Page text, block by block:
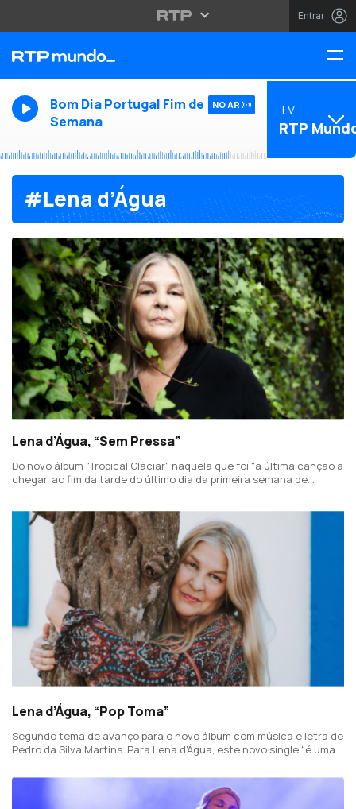
Entrar
Bom Dia Portugal Fim de
Semana
NO AR TV
RTP
#Lena d’Água
Lena d’Água, “Sem Pressa”
Do novo álbum "Tropical Glaciar", naquela que foi "a última canção a
chegar, ao fim da tarde do último dia da primeira semana de
Lena d’Água, “Pop Toma”
Segundo tema de avanço para o novo álbum com música e letra de
Pedro da Silva Martins. Para Lena d'Água, este novo single "é uma
dançar".